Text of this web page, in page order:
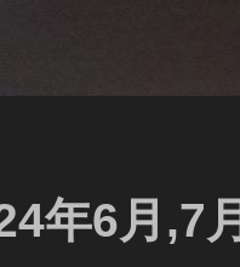
年6月,7